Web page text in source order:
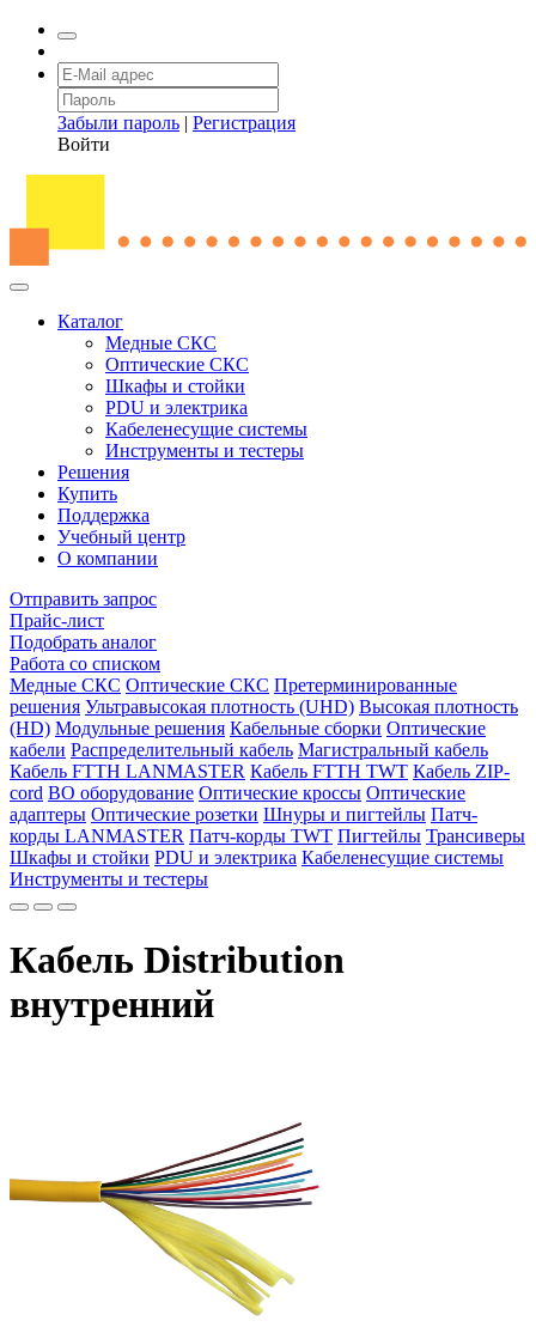
Забыли пароль | Регистрация
Войти
Каталог
Медные СКС
Оптические СКС
Шкафы и стойки
PDU и электрика
Кабеленесущие системы
Инструменты и тестеры
Решения
Купить
Поддержка
Учебный центр
О компании
Отправить запрос
Прайс-лист
Подобрать аналог
Работа со списком
Медные СКС Оптические СКС Претерминированные
решения Ультравысокая плотность (UHD) Высокая плотность
(HD) Модульные решения Кабельные сборки Оптические
кабели Распределительный кабель Магистральный кабель
Кабель FTTH LANMASTER Кабель FTTH TWT Кабель ZIP-
cord ВО оборудование Оптические кроссы Оптические
адаптеры Оптические розетки Шнуры и пигтейлы Патч-
корды LANMASTER Патч-корды TWT Пигтейлы Трансиверы
Шкафы и стойки PDU и электрика Кабеленесущие системы
Инструменты и тестеры
Кабель Distribution
внутренний